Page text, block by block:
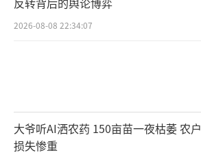
2026-08-08 22:34:07
大爷听AI洒农药 150亩苗一夜枯萎 农户
损失惨重